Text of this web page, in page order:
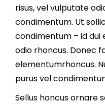
risus, vel vulputate
condimentum. Ut
condimentum – id dui
odio rhoncus. Donec
elementumrhoncus.
purus vel
Sellus honcus ornare